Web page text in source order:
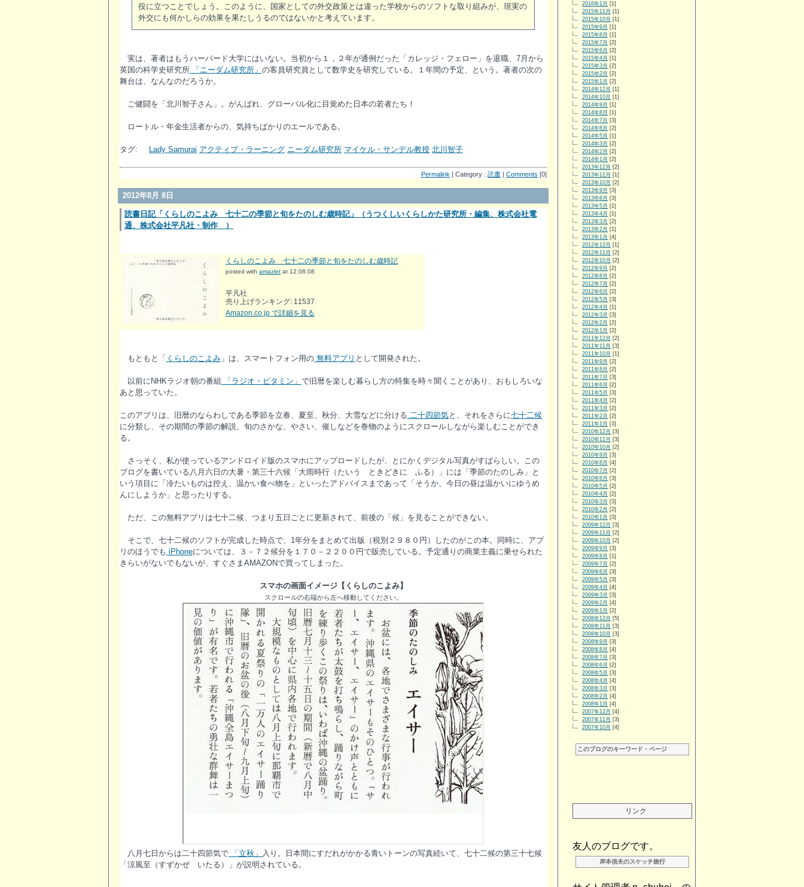
役に立つことでしょう。このように、国家としての外交政策とは違った学校からのソフトな取り組みが、現実の
外交にも何かしらの効果を果たしうるのではないかと考えています。
実は、著者はもうハーバード大学にはいない。当初から１，２年が通例だった「カレッジ・フェロー」を退職、7月から
英国の科学史研究所 「ニーダム研究所」 の客員研究員として数学史を研究している。１年間の予定、という。著者の次の
舞台は、なんなのだろうか。
ご健闘を「北川智子さん」。がんばれ、グローバル化に目覚めた日本の若者たち！
ロートル・年金生活者からの、気持ちばかりのエールである。
タグ: Lady Samurai アクティブ・ラーニング ニーダム研究所 マイケル・サンデル教授 北川智子
Permalink | Category : 読書 | Comments [0]
2012年8月 8日
読書日記「くらしのこよみ 七十二の季節と旬をたのしむ歳時記」（うつくしいくらしかた研究所・編集、株式会社電
通、株式会社平凡社・制作 ）
くらしのこよみ 七十二の季節と旬をたのしむ歳時記
posted with amazlet at 12.08.08
平凡社
売り上げランキング: 11537
Amazon.co.jp で詳細を見る
もともと「 くらしのこよみ 」は、スマートフォン用の 無料アプリ として開発された。
以前にNHKラジオ朝の番組 「ラジオ・ビタミン」 で旧暦を楽しむ暮らし方の特集を時々聞くことがあり、おもしろいな
あと思っていた。
このアプリは、旧暦のならわしである季節を立春、夏至、秋分、大雪などに分ける 二十四節気と、それをさらに七十二候
に分類し、その期間の季節の解説、旬のさかな、やさい、催しなどを巻物のようにスクロールしながら楽しむことができ
る。
さっそく、私が使っているアンドロイド版のスマホにアップロードしたが、とにかくデジタル写真がすばらしい。この
ブログを書いている八月六日の大暑・第三十六候「大雨時行（たいう ときどきに ふる）」には「季節のたのしみ」と
いう項目に「冷たいものは控え、温かい食べ物を」といったアドバイスまであって「そうか、今日の昼は温かいにゆうめ
んにしようか」と思ったりする。
ただ、この無料アプリは七十二候、つまり五日ごとに更新されて、前後の「候」を見ることができない。
そこで、七十二候のソフトが完成した時点で、1年分をまとめて出版（税別２９８０円）したのがこの本。同時に、アプ
リのほうでも iPhoneについては、３－７２候分を１７０－２２００円で販売している。予定通りの商業主義に乗せられた
きらいがないでもないが、すぐさまAMAZONで買ってしまった。
スマホの画面イメージ【くらしのこよみ】
スクロールの右端から左へ移動してください。
八月七日からは二十四節気で 「立秋」 入り。日本間にすだれがかかる青いトーンの写真続いて、七十二候の第三十七候
「涼風至（すずかぜ いたる）」が説明されている。
2016年1月 [1]
2015年11月 [1]
2015年10月 [1]
2015年9月 [1]
2015年8月 [1]
2015年7月 [2]
2015年6月 [2]
2015年4月 [1]
2015年3月 [2]
2015年2月 [2]
2015年1月 [2]
2014年12月 [1]
2014年10月 [1]
2014年9月 [1]
2014年8月 [1]
2014年7月 [3]
2014年6月 [2]
2014年5月 [1]
2014年3月 [2]
2014年2月 [2]
2014年1月 [2]
2013年12月 [2]
2013年11月 [1]
2013年10月 [2]
2013年9月 [3]
2013年8月 [3]
2013年5月 [1]
2013年4月 [1]
2013年3月 [2]
2013年2月 [1]
2013年1月 [4]
2012年12月 [1]
2012年11月 [2]
2012年10月 [2]
2012年9月 [2]
2012年8月 [2]
2012年7月 [2]
2012年6月 [2]
2012年5月 [3]
2012年4月 [1]
2012年3月 [3]
2012年2月 [2]
2012年1月 [2]
2011年12月 [2]
2011年11月 [3]
2011年10月 [1]
2011年9月 [2]
2011年8月 [2]
2011年7月 [3]
2011年6月 [2]
2011年5月 [3]
2011年4月 [2]
2011年3月 [2]
2011年2月 [2]
2011年1月 [3]
2010年12月 [3]
2010年11月 [3]
2010年10月 [2]
2010年9月 [3]
2010年8月 [4]
2010年7月 [2]
2010年6月 [3]
2010年5月 [2]
2010年4月 [2]
2010年3月 [3]
2010年2月 [2]
2010年1月 [3]
2009年12月 [3]
2009年11月 [2]
2009年10月 [2]
2009年9月 [3]
2009年8月 [1]
2009年7月 [2]
2009年6月 [3]
2009年5月 [3]
2009年4月 [4]
2009年3月 [3]
2009年2月 [4]
2009年1月 [2]
2008年12月 [5]
2008年11月 [3]
2008年10月 [3]
2008年9月 [3]
2008年8月 [4]
2008年7月 [3]
2008年6月 [2]
2008年5月 [3]
2008年4月 [4]
2008年3月 [3]
2008年2月 [4]
2008年1月 [4]
2007年12月 [4]
2007年11月 [3]
2007年10月 [4]
このブログのキーワード・ページ
リンク
友人のブログです。
岸本信夫のスケッチ旅行